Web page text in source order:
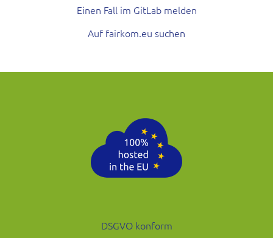
Einen Fall im GitLab melden
Auf fairkom.eu suchen
DSGVO konform